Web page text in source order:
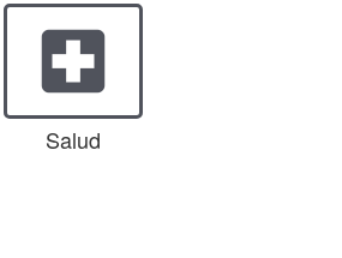
local_hospital
Salud